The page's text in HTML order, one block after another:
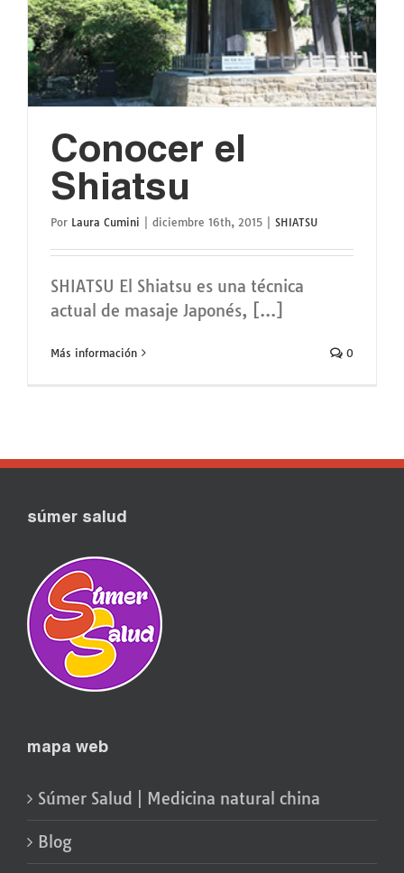
Conocer el
Shiatsu
Por Laura Cumini diciembre 16th, 2015 SHIATSU
SHIATSU El Shiatsu es una técnica
actual de masaje Japonés, [...]
Más información 0
súmer salud
mapa web
Súmer Salud | Medicina natural china
Blog